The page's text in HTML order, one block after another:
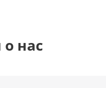
нас